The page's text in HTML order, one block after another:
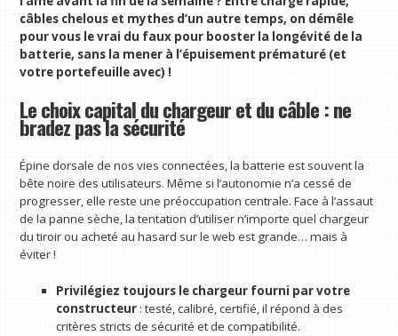
câbles chelous et mythes d’un autre temps, on démêle
pour vous le vrai du faux pour booster la longévité de la
batterie, sans la mener à l’épuisement prématuré (et
votre portefeuille avec) !
Le choix capital du chargeur et du câble : ne
bradez pas la sécurité
Épine dorsale de nos vies connectées, la batterie est souvent la
bête noire des utilisateurs. Même si l’autonomie n’a cessé de
progresser, elle reste une préoccupation centrale. Face à l’assaut
de la panne sèche, la tentation d’utiliser n’importe quel chargeur
du tiroir ou acheté au hasard sur le web est grande… mais à
éviter !
Privilégiez toujours le chargeur fourni par votre
constructeur: testé, calibré, certifié, il répond à des
critères stricts de sécurité et de compatibilité.